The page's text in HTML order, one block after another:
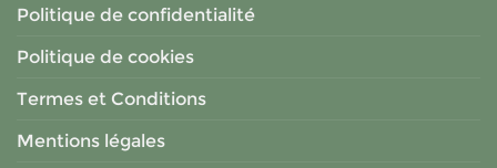
Politique de confidentialité
Politique de cookies
Termes et Conditions
Mentions légales